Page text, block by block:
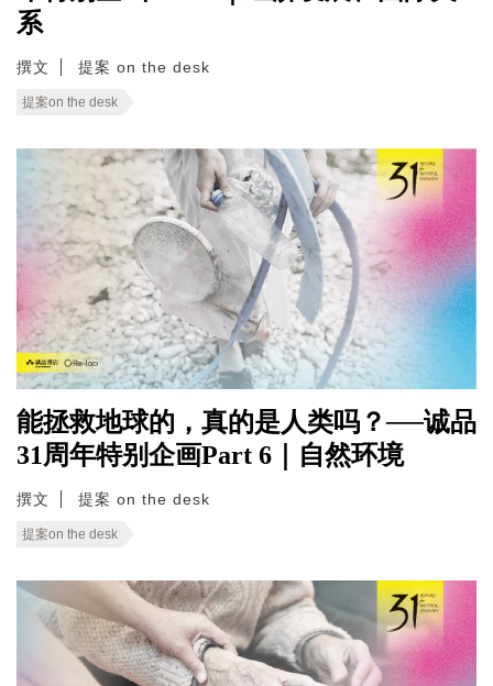
系
撰文 提案 on the desk
提案on the desk
能拯救地球的，真的是人类吗？──诚品
31周年特别企画Part 6｜自然环境
撰文 提案 on the desk
提案on the desk